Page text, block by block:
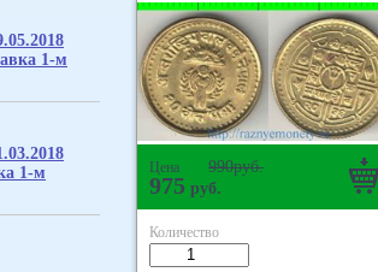
1-м
1-м
Цена 990руб.
975 руб.
Количество